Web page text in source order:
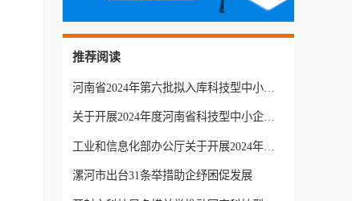
推荐阅读
河南省2024年第六批拟入库科技型中小企业名单公示
关于开展2024年度河南省科技型中小企业评价工作的通知
工业和信息化部办公厅关于开展2024年度科技型中小企业评价工作的通知
漯河市出台31条举措助企纾困促发展